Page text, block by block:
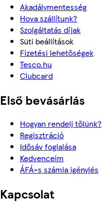
Akadálymentesség
Hova szállítunk?
Szolgáltatás díjak
Süti beállítások
Fizetési lehetőségek
Tesco.hu
Clubcard
Első bevásárlás
Hogyan rendelj tőlünk?
Regisztráció
Idősáv foglalása
Kedvenceim
ÁFÁ-s számla igénylés
Kapcsolat